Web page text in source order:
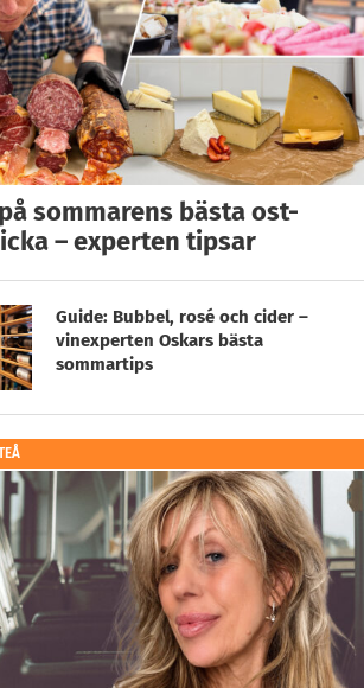
sommarens bästa ost-
– experten tipsar
Guide: Bubbel, rosé och cider –
vinexperten Oskars bästa
sommartips